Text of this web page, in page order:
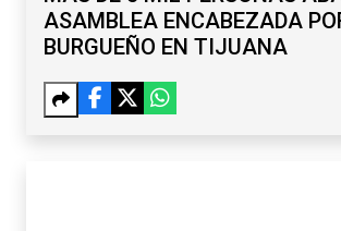
ASAMBLEA ENCABEZADA
BURGUEÑO EN TIJUANA